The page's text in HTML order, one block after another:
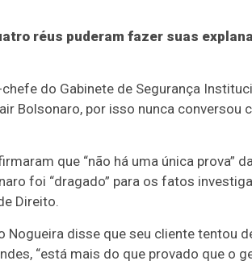
réus puderam fazer suas
do Gabinete de Segurança
Bolsonaro, por isso nunca conversou
que “não há uma única prova”
foi “dragado” para os fatos
Direito.
Nogueira disse que seu cliente tentou
“está mais do que provado que o